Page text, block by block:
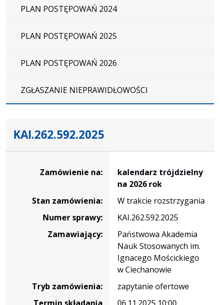
PLAN POSTĘPOWAŃ 2024
PLAN POSTĘPOWAŃ 2025
PLAN POSTĘPOWAŃ 2026
ZGŁASZANIE NIEPRAWIDŁOWOŚCI
KAI.262.592.2025
zamówienia
trójdzielny
Zamówienie na:
kalendarz trójdzielny
na 2026 rok
Stan zamówienia:
W trakcie rozstrzygania
Numer sprawy:
KAI.262.592.2025
Zamawiający:
Państwowa Akademia
Nauk Stosowanych im.
Ignacego Mościckiego
w Ciechanowie
Tryb zamówienia:
zapytanie ofertowe
Termin składania
06.11.2025 10:00